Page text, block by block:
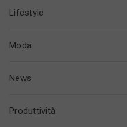
Lifestyle
Moda
News
Produttività